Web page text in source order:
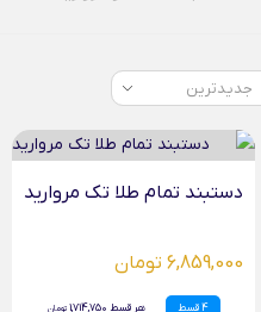
دستبند تمام طلا تک مروارید
6,859,000 تومان
4 قسط هر قسط 1,714,750 تومان